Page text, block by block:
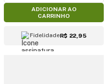
ADICIONAR AO
CARRINHO
FidelidadeR$ 22,95